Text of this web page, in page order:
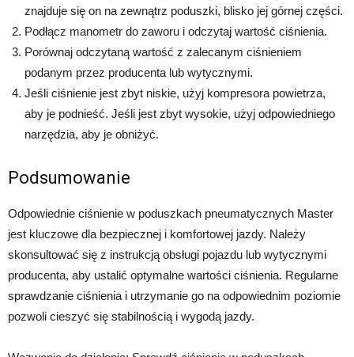
znajduje się on na zewnątrz poduszki, blisko jej górnej części.
Podłącz manometr do zaworu i odczytaj wartość ciśnienia.
Porównaj odczytaną wartość z zalecanym ciśnieniem
podanym przez producenta lub wytycznymi.
Jeśli ciśnienie jest zbyt niskie, użyj kompresora powietrza,
aby je podnieść. Jeśli jest zbyt wysokie, użyj odpowiedniego
narzędzia, aby je obniżyć.
Podsumowanie
Odpowiednie ciśnienie w poduszkach pneumatycznych Master
jest kluczowe dla bezpiecznej i komfortowej jazdy. Należy
skonsultować się z instrukcją obsługi pojazdu lub wytycznymi
producenta, aby ustalić optymalne wartości ciśnienia. Regularne
sprawdzanie ciśnienia i utrzymanie go na odpowiednim poziomie
pozwoli cieszyć się stabilnością i wygodą jazdy.